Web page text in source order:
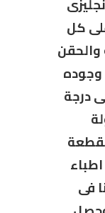
كل
والحقن
وجوده
على درجة
فى